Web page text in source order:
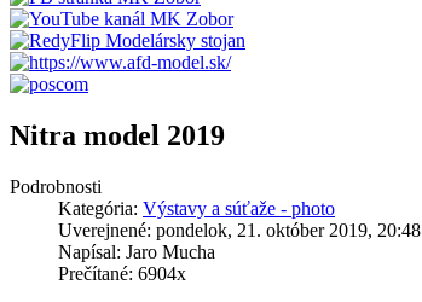
Nitra model 2019
Podrobnosti
Kategória: Výstavy a súťaže - photo
Uverejnené: pondelok, 21. október 2019, 20:48
Napísal: Jaro Mucha
Prečítané: 6904x